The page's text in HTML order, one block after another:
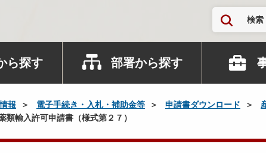
検索
ら探す 部署から探す
報 電子手続き・入札・補助金等 申請書ダウンロード
類輸入許可申請書（様式第２７）